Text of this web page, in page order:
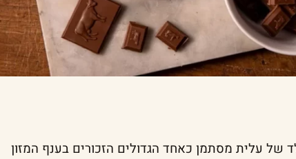
של עלית מסתמן כאחד הגדולים הזכורים בענף המזון